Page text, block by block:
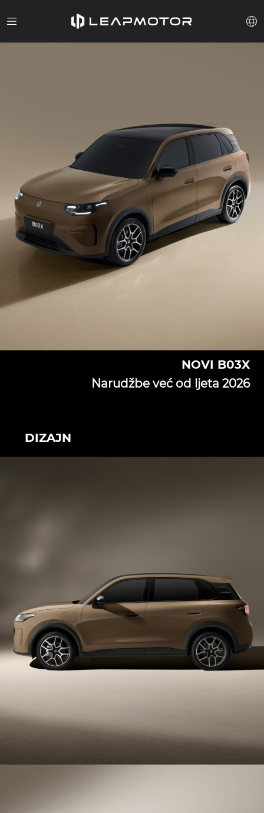
NOVI B03X
Narudžbe već od ljeta 2026
DIZAJN